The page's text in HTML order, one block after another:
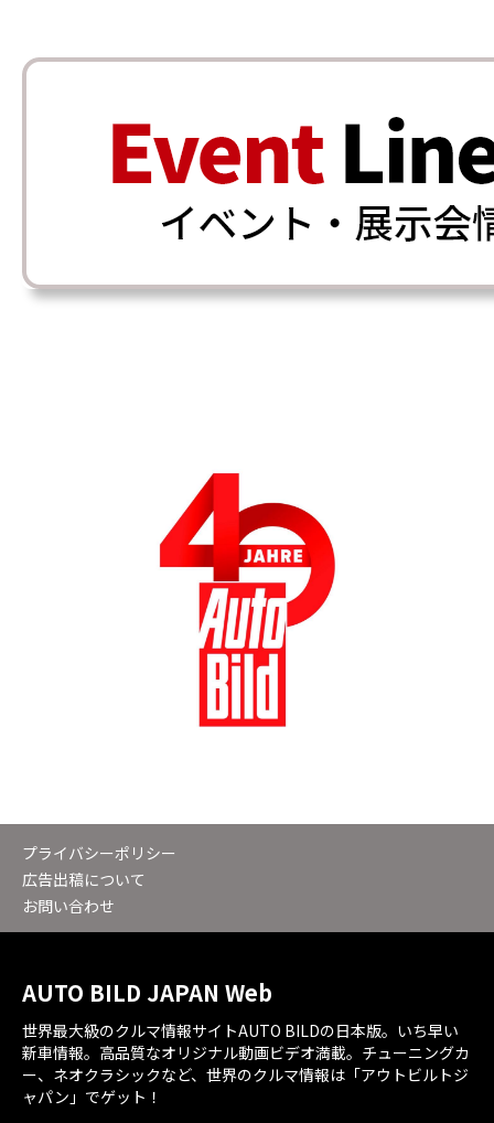
プライバシーポリシー
広告出稿について
お問い合わせ
AUTO BILD JAPAN Web
世界最大級のクルマ情報サイトAUTO BILDの日本版。いち早い
新車情報。高品質なオリジナル動画ビデオ満載。チューニングカ
ー、ネオクラシックなど、世界のクルマ情報は「アウトビルトジ
ャパン」でゲット！